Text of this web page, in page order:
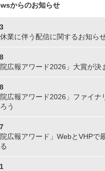
からのお知らせ
業に伴う配信に関するお知ら
院広報アワード2026」大賞が決
院広報アワード2026」ファイナ
う
院広報アワード」WebとVHPで